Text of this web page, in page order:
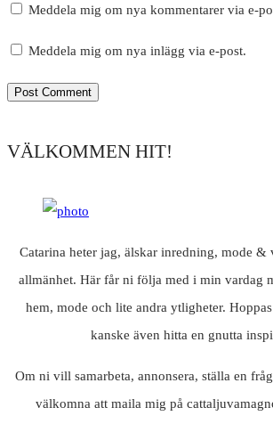
Meddela mig om nya kommentarer via e-
Meddela mig om nya inlägg via e-post.
VÄLKOMMEN HIT!
Catarina heter jag, älskar inredning, mode &
allmänhet. Här får ni följa med i min vardag
hem, mode och lite andra ytligheter.
kanske även hitta en gnutta
Om ni vill samarbeta, annonsera, ställa en
välkomna att maila mig på